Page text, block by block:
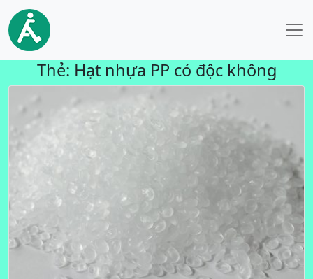
Thẻ: Hạt nhựa PP có độc không